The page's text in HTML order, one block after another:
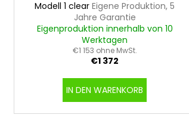
Modell 1 clear Eigene Produktion, 5
Jahre Garantie
Eigenproduktion innerhalb von 10
Werktagen
€1 153 ohne MwSt.
€1 372
IN DEN WARENKORB